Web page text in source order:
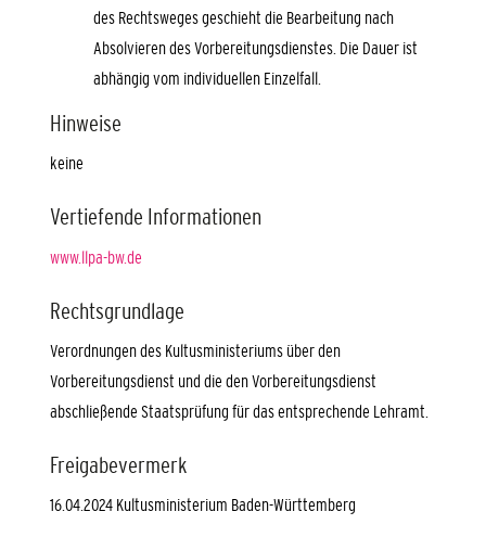
des Rechtsweges geschieht die Bearbeitung nach
Absolvieren des Vorbereitungsdienstes. Die Dauer ist
abhängig vom individuellen Einzelfall.
Hinweise
keine
Vertiefende Informationen
www.llpa-bw.de
Rechtsgrundlage
Verordnungen des Kultusministeriums über den
Vorbereitungsdienst und die den Vorbereitungsdienst
abschließende Staatsprüfung für das entsprechende Lehramt.
Freigabevermerk
16.04.2024 Kultusministerium Baden-Württemberg